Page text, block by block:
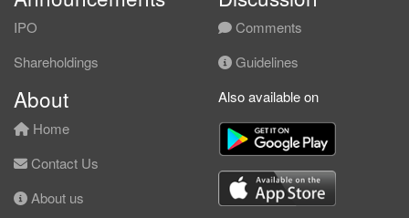
IPO
Shareholdings
Comments
Guidelines
About
Home
Contact Us
About us
Also available on